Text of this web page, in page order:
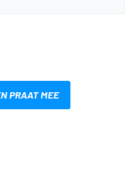
PRAAT MEE